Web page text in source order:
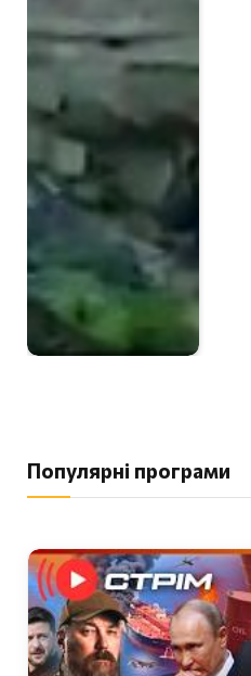
Популярні програми